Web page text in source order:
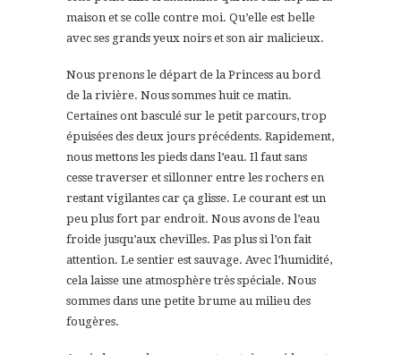
maison et se colle contre moi. Qu’elle est belle
avec ses grands yeux noirs et son air malicieux.
Nous prenons le départ de la Princess au bord
de la rivière. Nous sommes huit ce matin.
Certaines ont basculé sur le petit parcours, trop
épuisées des deux jours précédents. Rapidement,
nous mettons les pieds dans l’eau. Il faut sans
cesse traverser et sillonner entre les rochers en
restant vigilantes car ça glisse. Le courant est un
peu plus fort par endroit. Nous avons de l’eau
froide jusqu’aux chevilles. Pas plus si l’on fait
attention. Le sentier est sauvage. Avec l’humidité,
cela laisse une atmosphère très spéciale. Nous
sommes dans une petite brume au milieu des
fougères.